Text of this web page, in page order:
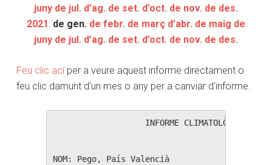
juny de jul. d’ag. de set. d’oct. de nov. de des.
2021 : de gen. de febr. de març d’abr. de maig de
juny de jul. d’ag. de set. d’oct. de nov. de des.
Feu clic acíper a veure aquest informe directament o
feu clic damunt d'un mes o any per a canviar d'informe.
INFORME CLIMATOLÒGIC
NOM: Pego, País Valencià